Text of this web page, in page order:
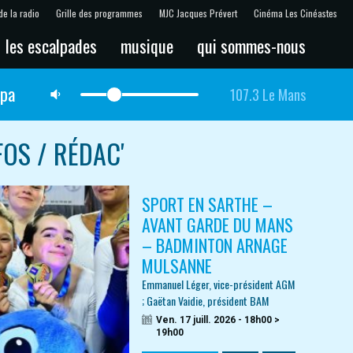
la radio Grille des programmes MJC Jacques Prévert Cinéma Les Cinéastes
les escalpades musique qui sommes-nous
107.3 Le Mans
/ RÉDAC'
SPORT EN SARTHE –
AVANT GARDE DU MANS
– BADMINTON ARNAGE
MULSANNE
Emmanuel Léger, vice-président AGM
; Gaëtan Vaidie, président BAM
Ven. 17 juill. 2026 - 18h00 >
19h00